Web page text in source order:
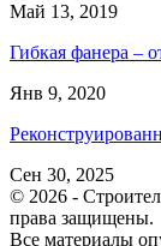
Май 13, 2019
Гибкая фанера –
Янв 9, 2020
Сен 30, 2025
© 2026 -
права защищены.
Все материалы